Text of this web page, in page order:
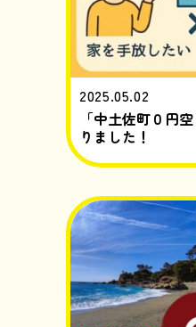
2025.05.02
「中土佐町０円
りました！